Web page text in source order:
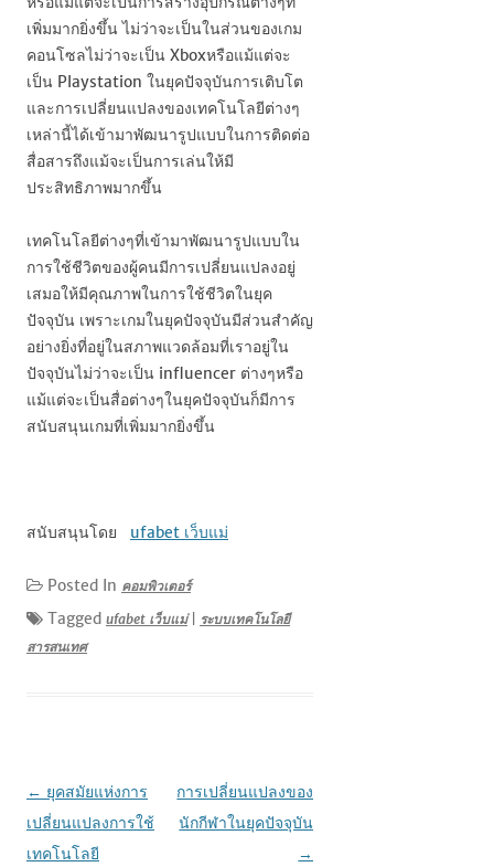
เพิ่มมากยิ่งขึ้น ไม่ว่าจะเป็นในส่วนของเกม
คอนโซลไม่ว่าจะเป็น Xboxหรือแม้แต่จะ
เป็น Playstation ในยุคปัจจุบันการเติบโต
และการเปลี่ยนแปลงของเทคโนโลยีต่างๆ
เหล่านี้ได้เข้ามาพัฒนารูปแบบในการติดต่อ
สื่อสารถึงแม้จะเป็นการเล่นให้มี
ประสิทธิภาพมากขึ้น
เทคโนโลยีต่างๆที่เข้ามาพัฒนารูปแบบใน
การใช้ชีวิตของผู้คนมีการเปลี่ยนแปลงอยู่
เสมอให้มีคุณภาพในการใช้ชีวิตในยุค
ปัจจุบัน เพราะเกมในยุคปัจจุบันมีส่วนสำคัญ
อย่างยิ่งที่อยู่ในสภาพแวดล้อมที่เราอยู่ใน
ปัจจุบันไม่ว่าจะเป็น influencer ต่างๆหรือ
แม้แต่จะเป็นสื่อต่างๆในยุคปัจจุบันก็มีการ
สนับสนุนเกมที่เพิ่มมากยิ่งขึ้น
สนับสนุนโดย ufabet เว็บแม่
Posted In คอมพิวเตอร์
Tagged ufabet เว็บแม่|
ระบบเทคโนโลยี
สารสนเทศ
เมนู
นำทาง
เรื่อง
← ยุคสมัยแห่งการ
เปลี่ยนแปลงการใช้
เทคโนโลยี
การเปลี่ยนแปลงของ
นักกีฬาในยุคปัจจุบัน
→